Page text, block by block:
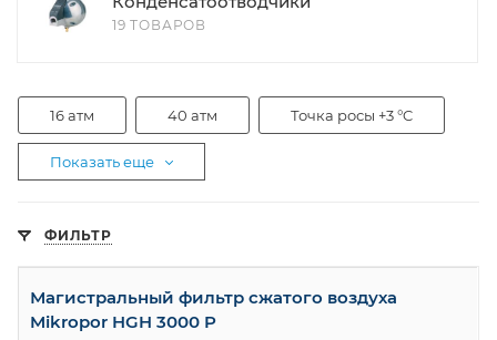
19 ТОВАРОВ
16 атм 40 атм Точка росы +3 °C
Показать еще
ФИЛЬТР
Магистральный фильтр сжатого воздуха
Mikropor HGH 3000 P